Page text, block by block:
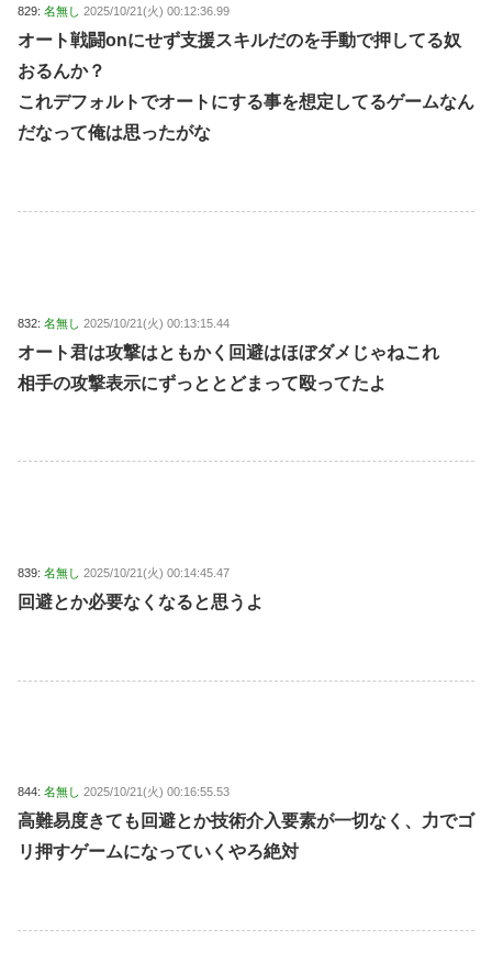
829: 名無し 2025/10/21(火) 00:12:36.99
オート戦闘onにせず支援スキルだのを手動で押してる奴
おるんか？
これデフォルトでオートにする事を想定してるゲームなん
だなって俺は思ったがな
832: 名無し 2025/10/21(火) 00:13:15.44
オート君は攻撃はともかく回避はほぼダメじゃねこれ
相手の攻撃表示にずっととどまって殴ってたよ
839: 名無し 2025/10/21(火) 00:14:45.47
回避とか必要なくなると思うよ
844: 名無し 2025/10/21(火) 00:16:55.53
高難易度きても回避とか技術介入要素が一切なく、力でゴ
リ押すゲームになっていくやろ絶対